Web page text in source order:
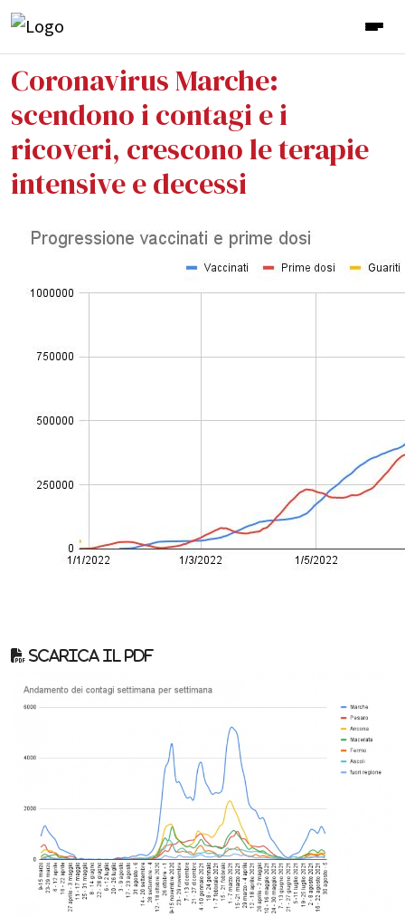
Coronavirus Marche:
scendono i contagi e i
ricoveri, crescono le terapie
intensive e decessi
Scarica il pdf